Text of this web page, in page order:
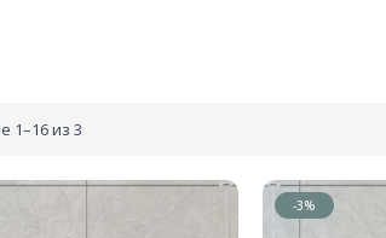
1–16 из 3
-3%